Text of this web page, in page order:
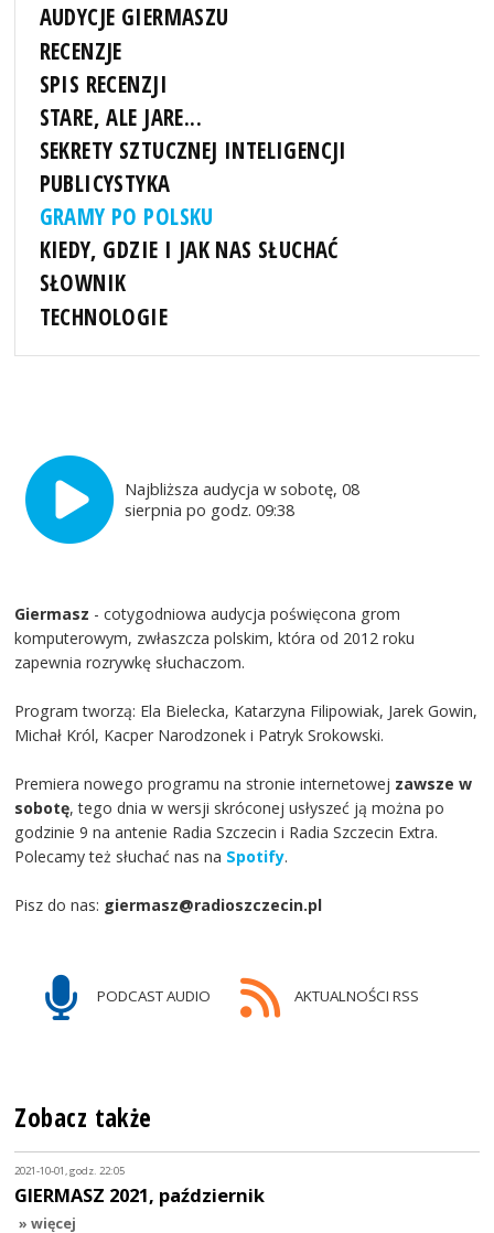
AUDYCJE GIERMASZU
RECENZJE
SPIS RECENZJI
STARE, ALE JARE...
SEKRETY SZTUCZNEJ INTELIGENCJI
PUBLICYSTYKA
GRAMY PO POLSKU
KIEDY, GDZIE I JAK NAS SŁUCHAĆ
SŁOWNIK
TECHNOLOGIE
Najbliższa audycja w sobotę, 08
sierpnia po godz. 09:38
Giermasz - cotygodniowa audycja poświęcona grom
komputerowym, zwłaszcza polskim, która od 2012 roku
zapewnia rozrywkę słuchaczom.
Program tworzą: Ela Bielecka, Katarzyna Filipowiak, Jarek Gowin,
Michał Król, Kacper Narodzonek i Patryk Srokowski.
Premiera nowego programu na stronie internetowej zawsze w
sobotę, tego dnia w wersji skróconej usłyszeć ją można po
godzinie 9 na antenie Radia Szczecin i Radia Szczecin Extra.
Polecamy też słuchać nas na Spotify.
Pisz do nas: giermasz@radioszczecin.pl
PODCAST AUDIO AKTUALNOŚCI RSS
Zobacz także
2021-10-01, godz. 22:05
GIERMASZ 2021, październik
» więcej